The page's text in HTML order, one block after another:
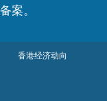
案。
香港经济动向